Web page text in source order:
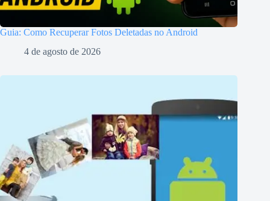
Guia: Como Recuperar Fotos Deletadas no Android
4 de agosto de 2026